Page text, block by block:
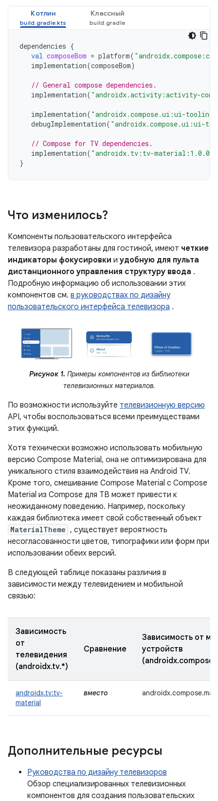
Котлин Классный
dependencies {
val composeBom = platform(
implementation(composeBom)
// General compose dependencies.
implementation( "androidx.activity:activity-
implementation( "androidx.compose.ui:ui-tooling-
debugImplementation( "androidx.compose.ui:ui-
// Compose for TV dependencies.
implementation( "androidx.tv:tv-material:1.0.0"
}
Что изменилось?
Компоненты пользовательского интерфейса
телевизора разработаны для гостиной, имеют четкие
индикаторы фокусировки и удобную для пульта
дистанционного управления структуру ввода .
Подробную информацию об использовании этих
компонентов см. в руководствах по дизайну
пользовательского интерфейса телевизора .
Рисунок 1. Примеры компонентов из библиотеки
телевизионных материалов.
По возможности используйте телевизионную версию
API, чтобы воспользоваться всеми преимуществами
этих функций.
Хотя технически возможно использовать мобильную
версию Compose Material, она не оптимизирована для
уникального стиля взаимодействия на Android TV.
Кроме того, смешивание Compose Material с Compose
Material из Compose для ТВ может привести к
неожиданному поведению. Например, поскольку
каждая библиотека имеет свой собственный объект
MaterialTheme , существует вероятность
несогласованности цветов, типографики или форм при
использовании обеих версий.
В следующей таблице показаны различия в
зависимости между телевидением и мобильной
связью:
Зависимость
от
телевидения
(androidx.tv.*)
Сравнение
Зависимость от
устройств
androidx.tv:tv-
material
вместо
Дополнительные ресурсы
Руководства по дизайну телевизоров
Обзор специализированных телевизионных
компонентов для создания пользовательских